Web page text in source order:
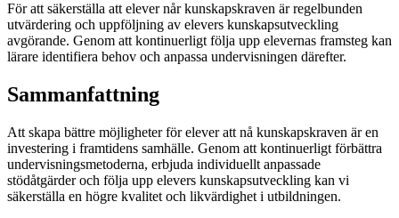
För att säkerställa att elever når kunskapskraven är regelbunden
utvärdering och uppföljning av elevers kunskapsutveckling
avgörande. Genom att kontinuerligt följa upp elevernas framsteg kan
lärare identifiera behov och anpassa undervisningen därefter.
Sammanfattning
Att skapa bättre möjligheter för elever att nå kunskapskraven är en
investering i framtidens samhälle. Genom att kontinuerligt förbättra
undervisningsmetoderna, erbjuda individuellt anpassade
stödåtgärder och följa upp elevers kunskapsutveckling kan vi
säkerställa en högre kvalitet och likvärdighet i utbildningen.